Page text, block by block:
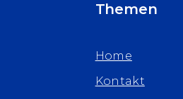
Themen
Home
Kontakt